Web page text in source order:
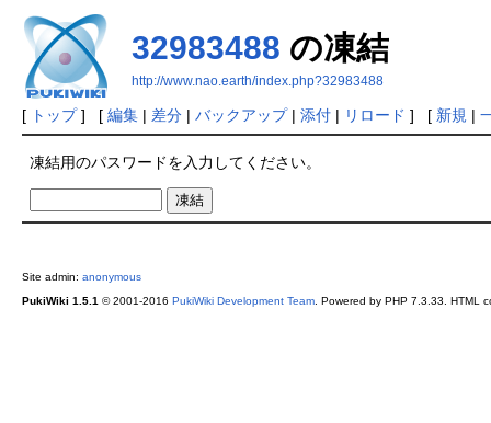
32983488 の凍結
http://www.nao.earth/index.php?32983488
[ トップ] [ 編集| 差分| バックアップ| 添付| リロード ] [ 新規 |
凍結用のパスワードを入力してください。
Site admin: anonymous
PukiWiki 1.5.1© 2001-2016 PukiWiki Development Team. Powered by PHP 7.3.33. HTML